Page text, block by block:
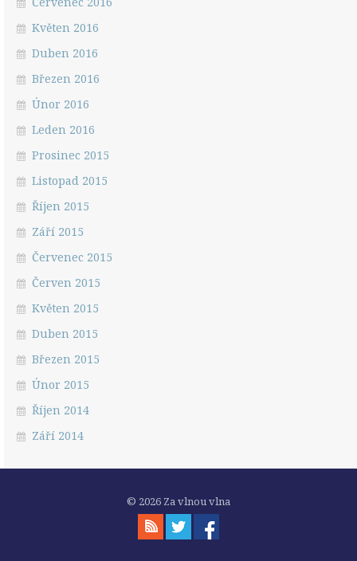
Květen 2016
Duben 2016
Březen 2016
Únor 2016
Leden 2016
Prosinec 2015
Listopad 2015
Říjen 2015
Září 2015
Červenec 2015
Červen 2015
Květen 2015
Duben 2015
Březen 2015
Únor 2015
Říjen 2014
Září 2014
© 2026 Za vlnou vlna